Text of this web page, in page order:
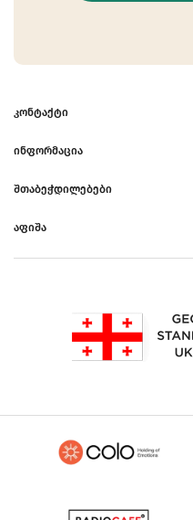
ᲙᲝᲜᲢᲐᲥᲢᲘ
ᲘᲜᲤᲝᲠᲛᲐᲪᲘᲐ
ᲨᲗᲐᲑᲔᲭᲓᲘᲚᲔᲑᲔᲑᲘ
ᲐᲤᲘᲨᲐ